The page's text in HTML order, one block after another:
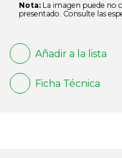
Nota: La imagen puede no
presentado. Consulte las
Añadir a la lista
Ficha Técnica